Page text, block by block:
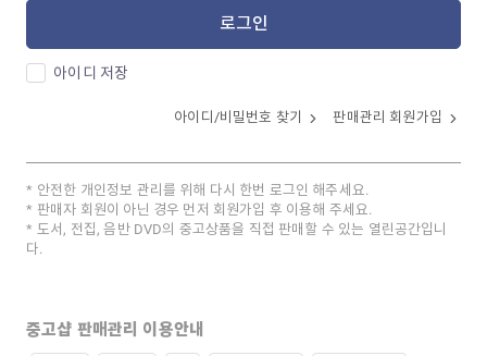
로그인
아이디 저장
아이디/비밀번호 찾기 판매관리 회원가입
안전한 개인정보 관리를 위해 다시 한번 로그인 해주세요.
판매자 회원이 아닌 경우 먼저 회원가입 후 이용해 주세요.
도서, 전집, 음반 DVD의 중고상품을 직접 판매할 수 있는 열린공간입니
다.
중고샵 판매관리 이용안내